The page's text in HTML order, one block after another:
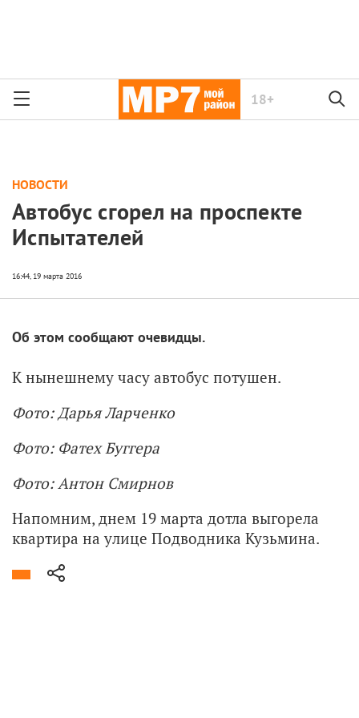
18+
НОВОСТИ
Автобус сгорел на проспекте
Испытателей
Об этом сообщают очевидцы.
К нынешнему часу автобус потушен.
Фото: Дарья Ларченко
Фото: Фатех Буггера
Фото: Антон Смирнов
Напомним, днем 19 марта дотла выгорела
квартира на улице Подводника Кузьмина.